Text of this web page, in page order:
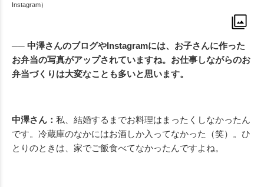
Instagram）
── 中澤さんのブログやInstagramには、お子さんに作った
お弁当の写真がアップされていますね。お仕事しながらのお
弁当づくりは大変なことも多いと思います。
中澤さん： 私、結婚するまでお料理はまったくしなかったん
です。冷蔵庫のなかにはお酒しか入ってなかった（笑）。ひ
とりのときは、家でご飯食べてなかったんですよね。